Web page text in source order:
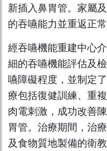
新插入鼻胃管。家屬
的吞嚥能力並重返正常
經吞嚥機能重建中心
細的吞嚥機能評估及
嚥障礙程度，並制定
療包括復健訓練、重
肉電刺激，成功改善
胃管。治療期間，治
及食物質地製備的衛